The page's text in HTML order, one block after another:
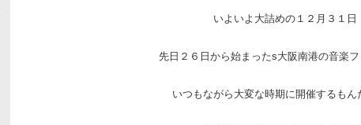
いよいよ大詰めの１２月３１日
先日２６日から始まったs大阪南港の音楽フ
いつもながら大変な時期に開催するもん